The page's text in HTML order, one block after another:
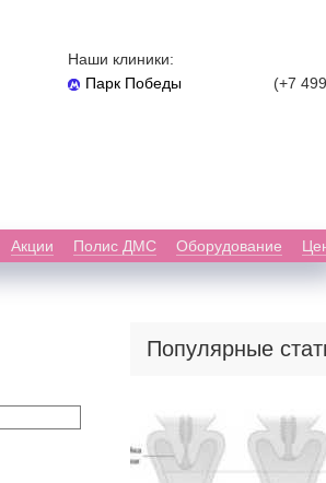
Наши клиники:
Парк Победы
(+7
Акции Полис ДМС Оборудование
Популярные